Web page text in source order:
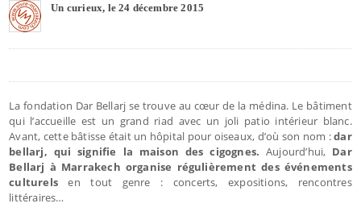
Un curieux, le 24 décembre 2015
La fondation Dar Bellarj se trouve au cœur de la médina. Le bâtiment
qui l’accueille est un grand riad avec un joli patio intérieur blanc.
Avant, cette bâtisse était un hôpital pour oiseaux, d’où son nom :dar
bellarj, qui signifie la maison des cigognes. Aujourd’hui, Dar
Bellarj à Marrakech organise régulièrement des événements
culturelsen tout genre : concerts, expositions, rencontres
littéraires…